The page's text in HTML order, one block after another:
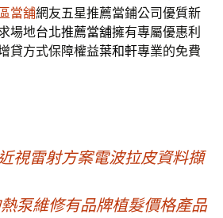
當舖網友五星推薦當鋪公司優質新
場地台北推薦當舖擁有專屬優惠利
貸方式保障權益葉和軒專業的免費
視雷射方案電波拉皮資料擷
泵維修有品牌植髮價格產品